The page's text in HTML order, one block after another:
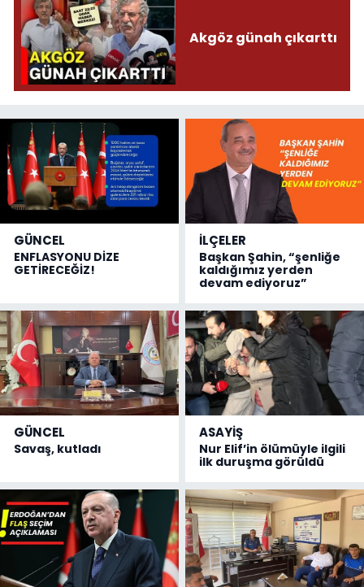
Akgöz günah çıkarttı
GÜNCEL
ENFLASYONU DİZE
GETİRECEĞİZ!
İLÇELER
Başkan Şahin, “şenliğe
kaldığımız yerden
devam ediyoruz”
GÜNCEL
Savaş, kutladı
ASAYİŞ
Nur Elif’in ölümüyle ilgili
ilk duruşma görüldü